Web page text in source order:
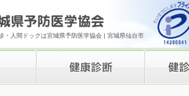
・人間ドックは宮城県予防医学協会 | 宮城県仙台市